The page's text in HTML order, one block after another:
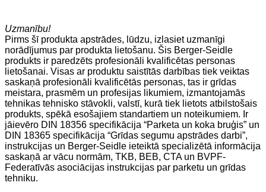
Uzmanību!
Pirms šī produkta apstrādes, lūdzu, izlasiet uzmanīgi
norādījumus par produkta lietošanu. Šis Berger-Seidle
produkts ir paredzēts profesionāli kvalificētas personas
lietošanai. Visas ar produktu saistītās darbības tiek veiktas
saskaņā profesionāli kvalificētās personas, tas ir grīdas
meistara, prasmēm un profesijas likumiem, izmantojamās
tehnikas tehnisko stāvokli, valstī, kurā tiek lietots atbilstošais
produkts, spēkā esošajiem standartiem un noteikumiem. Ir
jāievēro DIN 18356 specifikācija “Parketa un koka bruģis” un
DIN 18365 specifikācija “Grīdas segumu apstrādes darbi”,
instrukcijas un Berger-Seidle ieteiktā specializētā informācija
saskaņā ar vācu normām, TKB, BEB, CTA un BVPF-
Federatīvās asociācijas instrukcijas par parketu un grīdas
tehniku.